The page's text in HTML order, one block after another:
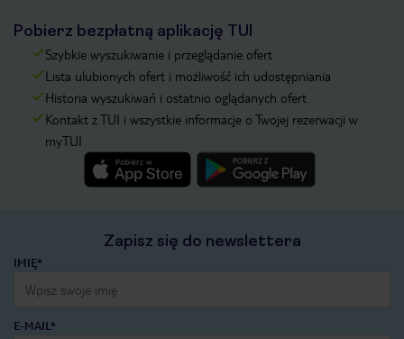
Pobierz bezpłatną aplikację TUI
Szybkie wyszukiwanie i przeglądanie ofert
Lista ulubionych ofert i możliwość ich udostępniania
Historia wyszukiwań i ostatnio oglądanych ofert
Kontakt z TUI i wszystkie informacje o Twojej rezerwacji w
myTUI
Zapisz się do newslettera
IMIĘ*
E-MAIL*